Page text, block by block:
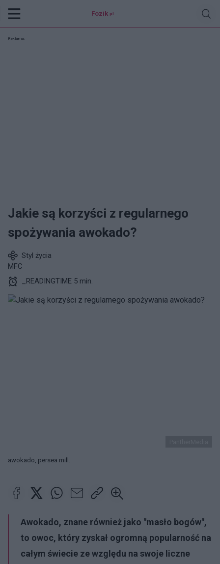
Fozik .pl
Reklama:
Jakie są korzyści z regularnego
spożywania awokado?
Styl życia
MFC
_READINGTIME 5 min.
awokado, persea mill.
Awokado, znane również jako "masło bogów",
to owoc, który zyskał ogromną popularność na
całym świecie ze względu na swoje liczne